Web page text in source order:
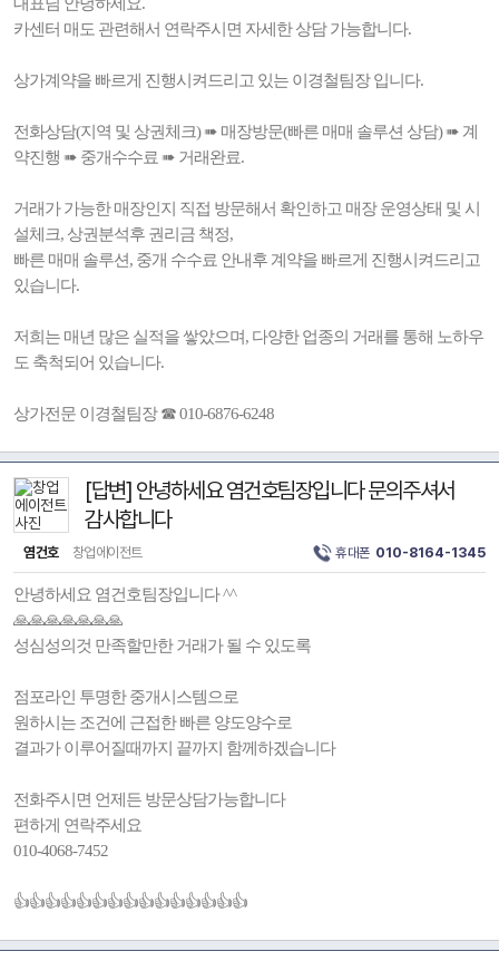
카센터 매도 관련해서 연락주시면 자세한 상담 가능합니다.
상가계약을 빠르게 진행시켜드리고 있는 이경철팀장 입니다.
전화상담(지역 및 상권체크) ➠ 매장방문(빠른 매매 솔루션 상담) ➠ 계
약진행 ➠ 중개수수료 ➠ 거래완료.
거래가 가능한 매장인지 직접 방문해서 확인하고 매장 운영상태 및 시
설체크, 상권분석후 권리금 책정,
빠른 매매 솔루션, 중개 수수료 안내후 계약을 빠르게 진행시켜드리고
있습니다.
저희는 매년 많은 실적을 쌓았으며, 다양한 업종의 거래를 통해 노하우
도 축척되어 있습니다.
상가전문 이경철팀장 ☎ 010-6876-6248
[답변] 안녕하세요 염건호팀장입니다 문의주셔서
감사합니다
염건호 창업에이전트 휴대폰 010-8164-1345
안녕하세요 염건호팀장입니다 ^^
🙏🙏🙏🙏🙏🙏🙏
성심성의것 만족할만한 거래가 될 수 있도록
점포라인 투명한 중개시스템으로
원하시는 조건에 근접한 빠른 양도양수로
결과가 이루어질때까지 끝까지 함께하겠습니다
전화주시면 언제든 방문상담가능합니다
편하게 연락주세요
010-4068-7452
👍👍👍👍👍👍👍👍👍👍👍👍👍👍👍